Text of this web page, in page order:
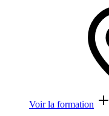
Voir la formation